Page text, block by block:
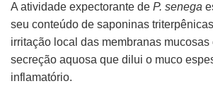
A atividade expectorante de P. senega
seu conteúdo de saponinas
irritação local das membranas mucosas
secreção aquosa que dilui o muco
inflamatório.